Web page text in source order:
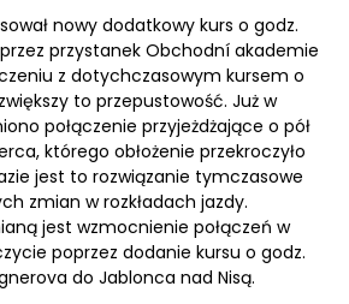
nowy dodatkowy kurs o godz.
przez przystanek Obchodní akademie
z dotychczasowym kursem o
to przepustowość. Już w
połączenie przyjeżdżające o pół
którego obłożenie przekroczyło
jest to rozwiązanie tymczasowe
zmian w rozkładach jazdy.
jest wzmocnienie połączeń w
poprzez dodanie kursu o godz.
do Jablonca nad Nisą.